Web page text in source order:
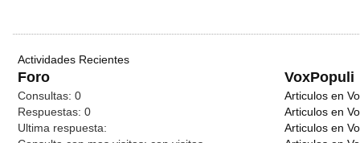
Actividades Recientes
Foro VoxPopuli
Consultas: 0
Respuestas: 0
Ultima respuesta:
Articulos en
Articulos en
Articulos en